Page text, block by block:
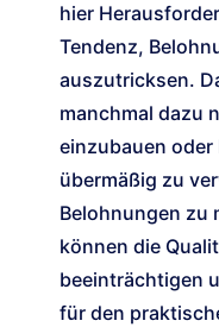
hier
Tendenz,
auszutricksen.
manchmal dazu
einzubauen
übermäßig zu
Belohnungen zu
können die
beeinträchtigen
für den